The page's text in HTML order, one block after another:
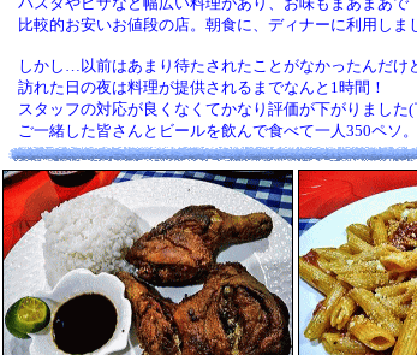
比較的お安いお値段の店。朝食に、ディナーに利用しま
しかし…以前はあまり待たされたことがなかったんだけ
訪れた日の夜は料理が提供されるまでなんと1時間！
スタッフの対応が良くなくてかなり評価が下がりました(
ご一緒した皆さんとビールを飲んで食べて一人350ペソ。